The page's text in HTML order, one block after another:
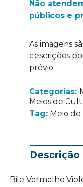
Não
públicos e
As imagens
descrições
prévio.
Categorias:
Meios de
Tag: Meio
Descrição
Bile Vermelho